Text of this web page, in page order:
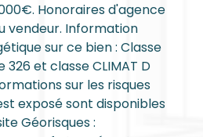
Honoraires d'agence
vendeur. Information
sur ce bien : Classe
326 et classe CLIMAT D
sur les risques
exposé sont disponibles
Géorisques :